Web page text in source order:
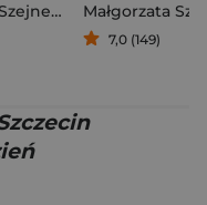
Małgorzata Szejnert
Dorota Karaś ,
Małgorzata
7,0 (149)